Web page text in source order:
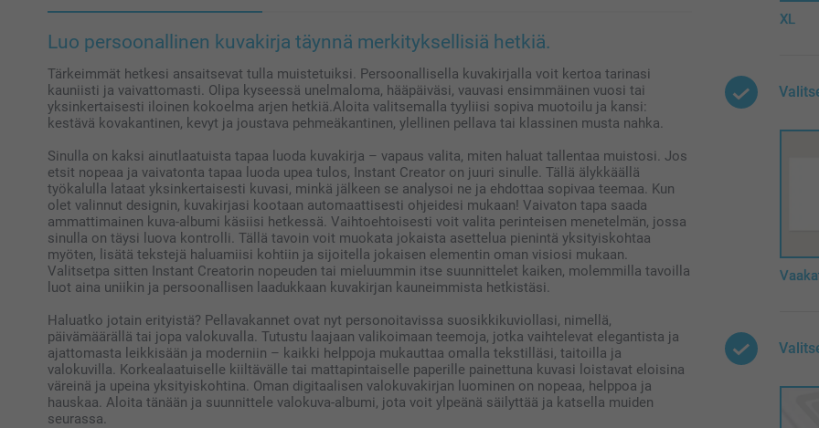
Luo persoonallinen kuvakirja täynnä merkityksellisiä hetkiä.
Tärkeimmät hetkesi ansaitsevat tulla muistetuiksi. Persoonallisella kuvakirjalla voit kertoa tarinasi
kauniisti ja vaivattomasti. Olipa kyseessä unelmaloma, hääpäiväsi, vauvasi ensimmäinen vuosi tai
yksinkertaisesti iloinen kokoelma arjen hetkiä.Aloita valitsemalla tyyliisi sopiva muotoilu ja kansi:
kestävä kovakantinen, kevyt ja joustava pehmeäkantinen, ylellinen pellava tai klassinen musta nahka.
Sinulla on kaksi ainutlaatuista tapaa luoda kuvakirja – vapaus valita, miten haluat tallentaa muistosi. Jos
etsit nopeaa ja vaivatonta tapaa luoda upea tulos, Instant Creator on juuri sinulle. Tällä älykkäällä
työkalulla lataat yksinkertaisesti kuvasi, minkä jälkeen se analysoi ne ja ehdottaa sopivaa teemaa. Kun
olet valinnut designin, kuvakirjasi kootaan automaattisesti ohjeidesi mukaan! Vaivaton tapa saada
ammattimainen kuva-albumi käsiisi hetkessä. Vaihtoehtoisesti voit valita perinteisen menetelmän, jossa
sinulla on täysi luova kontrolli. Tällä tavoin voit muokata jokaista asettelua pienintä yksityiskohtaa
myöten, lisätä tekstejä haluamiisi kohtiin ja sijoitella jokaisen elementin oman visiosi mukaan.
Valitsetpa sitten Instant Creatorin nopeuden tai mieluummin itse suunnittelet kaiken, molemmilla tavoilla
luot aina uniikin ja persoonallisen laadukkaan kuvakirjan kauneimmista hetkistäsi.
Haluatko jotain erityistä? Pellavakannet ovat nyt personoitavissa suosikkikuviollasi, nimellä,
päivämäärällä tai jopa valokuvalla. Tutustu laajaan valikoimaan teemoja, jotka vaihtelevat elegantista ja
ajattomasta leikkisään ja moderniin – kaikki helppoja mukauttaa omalla tekstilläsi, taitoilla ja
valokuvilla. Korkealaatuiselle kiiltävälle tai mattapintaiselle paperille painettuna kuvasi loistavat eloisina
väreinä ja upeina yksityiskohtina. Oman digitaalisen valokuvakirjan luominen on nopeaa, helppoa ja
hauskaa. Aloita tänään ja suunnittele valokuva-albumi, jota voit ylpeänä säilyttää ja katsella muiden
seurassa.
XL